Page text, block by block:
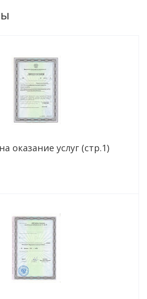
оказание услуг (стр.1)